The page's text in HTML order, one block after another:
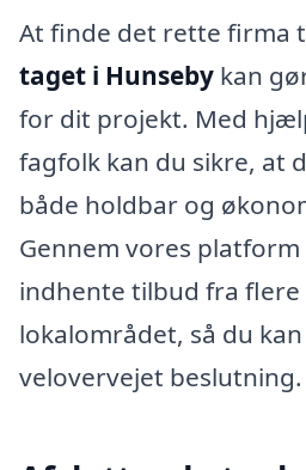
At finde det rette firma
taget i Hunseby kan
for dit projekt. Med
fagfolk kan du sikre, at
både holdbar og
Gennem vores
indhente tilbud fra
lokalområdet, så du
velovervejet beslutning.